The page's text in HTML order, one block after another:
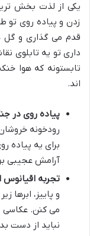
یکی از لذت بخش
زدن و پیاده روی تو
قدم می گذاری و گل
داری تو یه تابلوی
تابستونه که هوا
اند.
پیاده روی در
رودخونه
برای یه پیاده
آرامش عجیبی
تجربه اقیانوس
و پاییز،
می کنن. عکاسی
نباید از دست